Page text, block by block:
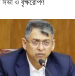
ও বৃক্ষরোপণ